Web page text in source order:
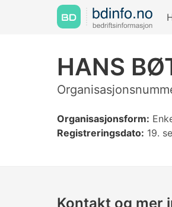
HANS
Organisasjonsform:
Registreringsdato: 19.
Kontakt og mer